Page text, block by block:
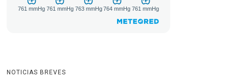
NOTICIAS BREVES